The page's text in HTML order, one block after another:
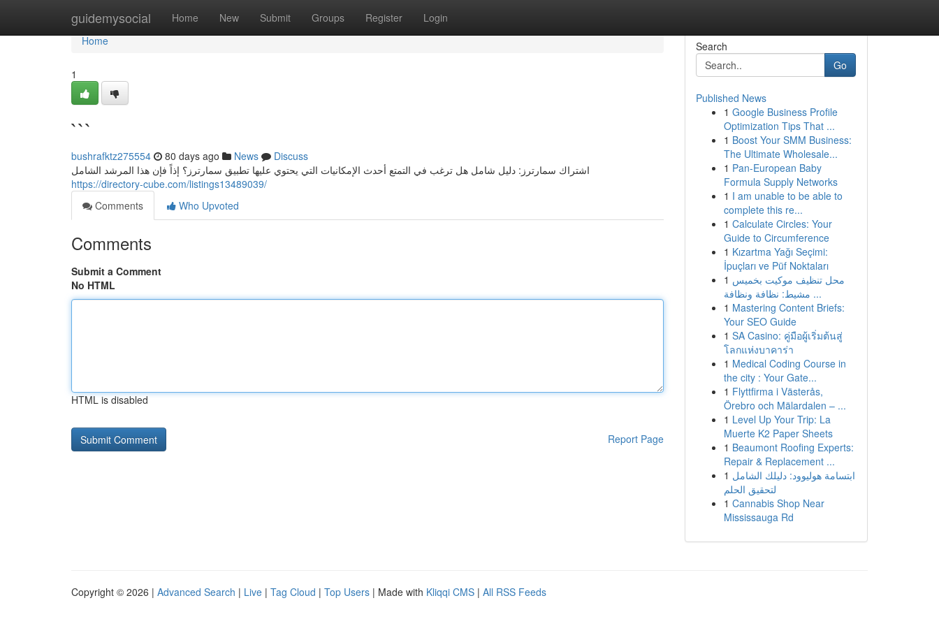
guidemysocial Home New Submit Groups Register Login
Home
Home
1
```
bushrafktz275554 80 days ago News
Discuss
اشتراك سمارترز: دليل شامل هل ترغب في التمتع أحدث الإمكانيات التي يحتوي عليها تطبيق سمارترز؟ إذاً فإن هذا المرشد الشامل
https://directory-cube.com/listings13489039/
Comments
Who Upvoted
Comments
Submit a Comment
No HTML
HTML is disabled
Report Page
Search
Go
Published News
1 Google Business Profile
Optimization Tips That ...
1 Boost Your SMM Business:
The Ultimate Wholesale...
1 Pan-European Baby
Formula Supply Networks
1 I am unable to be able to
complete this re...
1 Calculate Circles: Your
Guide to Circumference
1 Kızartma Yağı Seçimi:
İpuçları ve Püf Noktaları
1 محل تنظيف موكيت بخميس
مشيط: نظافة ونظافة ...
1 Mastering Content Briefs:
Your SEO Guide
1 SA Casino: คู่มือผู้เริ่มต้นสู่
โลกแห่งบาคาร่า
1 Medical Coding Course in
the city : Your Gate...
1 Flyttfirma i Västerås,
Örebro och Mälardalen – ...
1 Level Up Your Trip: La
Muerte K2 Paper Sheets
1 Beaumont Roofing Experts:
Repair & Replacement ...
1 ابتسامة هوليوود: دليلك الشامل
لتحقيق الحلم
1 Cannabis Shop Near
Mississauga Rd
Copyright © 2026 | Advanced Search | Live | Tag Cloud | Top Users | Made with Kliqqi CMS | All RSS Feeds